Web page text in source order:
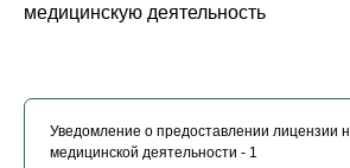
медицинскую деятельность
Уведомление о предоставлении лицензии
медицинской деятельности - 1